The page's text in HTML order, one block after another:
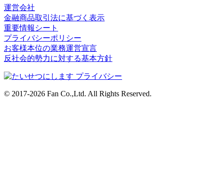
運営会社
金融商品取引法に基づく表示
重要情報シート
プライバシーポリシー
お客様本位の業務運営宣言
反社会的勢力に対する基本方針
© 2017-2026 Fan Co.,Ltd. All Rights Reserved.